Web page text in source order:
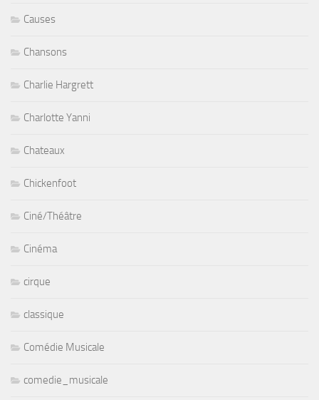
Causes
Chansons
Charlie Hargrett
Charlotte Yanni
Chateaux
Chickenfoot
Ciné/Théâtre
Cinéma
cirque
classique
Comédie Musicale
comedie_musicale